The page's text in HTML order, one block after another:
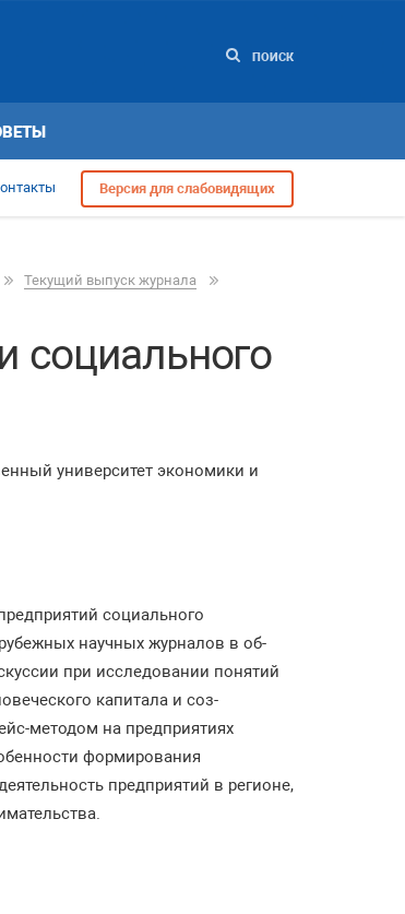
ПОИСК
Версия для слабовидящих
Текущий выпуск журнала
социального
университет экономики и
социального
научных журналов в об-
при исследовании понятий
капитала и соз-
методом на предприятиях
формирования
предприятий в регионе,